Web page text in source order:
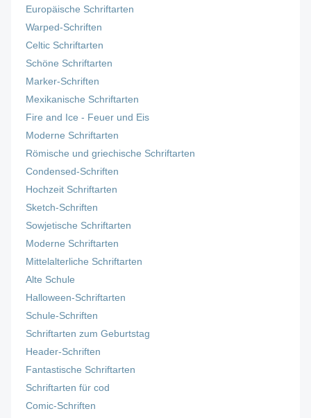
Europäische Schriftarten
Warped-Schriften
Celtic Schriftarten
Schöne Schriftarten
Marker-Schriften
Mexikanische Schriftarten
Fire and Ice - Feuer und Eis
Moderne Schriftarten
Römische und griechische Schriftarten
Condensed-Schriften
Hochzeit Schriftarten
Sketch-Schriften
Sowjetische Schriftarten
Moderne Schriftarten
Mittelalterliche Schriftarten
Alte Schule
Halloween-Schriftarten
Schule-Schriften
Schriftarten zum Geburtstag
Header-Schriften
Fantastische Schriftarten
Schriftarten für cod
Comic-Schriften